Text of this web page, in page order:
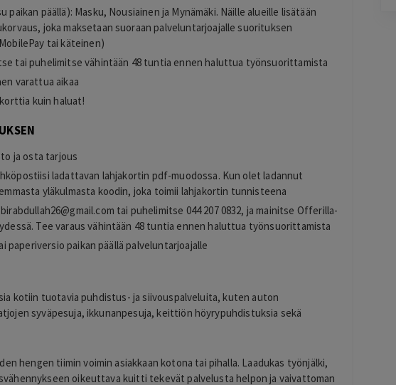
paikan päällä): Masku, Nousiainen ja Mynämäki. Näille alueille lisätään
joka maksetaan suoraan palveluntarjoajalle suorituksen
tai käteinen)
tai puhelimitse vähintään 48 tuntia ennen haluttua työnsuorittamista
varattua aikaa
kuin haluat!
ja osta tarjous
ladattavan lahjakortin pdf-muodossa. Kun olet ladannut
yläkulmasta koodin, joka toimii lahjakortin tunnisteena
tai puhelimitse 044 207 0832, ja mainitse Offerilla-
Tee varaus vähintään 48 tuntia ennen haluttua työnsuorittamista
paperiversio paikan päällä palveluntarjoajalle
kotiin tuotavia puhdistus- ja siivouspalveluita, kuten auton
syväpesuja, ikkunanpesuja, keittiön höyrypuhdistuksia sekä
hengen tiimin voimin asiakkaan kotona tai pihalla. Laadukas työnjälki,
oikeuttava kuitti tekevät palvelusta helpon ja vaivattoman